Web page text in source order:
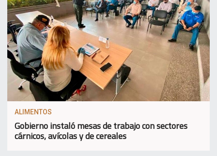
ALIMENTOS
Gobierno instaló mesas de trabajo con sectores
cárnicos, avícolas y de cereales